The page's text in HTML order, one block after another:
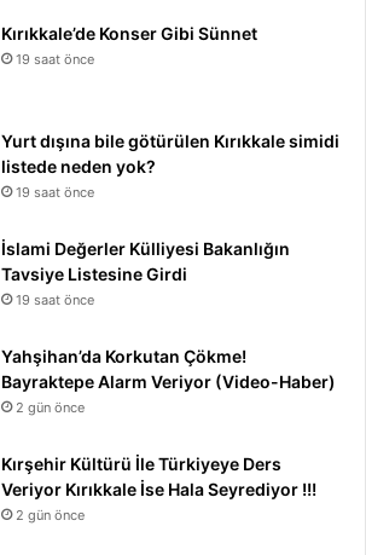
Kırıkkale’de Konser Gibi Sünnet
19 saat önce
Yurt dışına bile götürülen Kırıkkale simidi
listede neden yok?
19 saat önce
İslami Değerler Külliyesi Bakanlığın
Tavsiye Listesine Girdi
19 saat önce
Yahşihan’da Korkutan Çökme!
Bayraktepe Alarm Veriyor (Video-Haber)
2 gün önce
Kırşehir Kültürü İle Türkiyeye Ders
Veriyor Kırıkkale İse Hala Seyrediyor !!!
2 gün önce